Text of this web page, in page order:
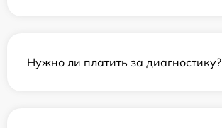
Нужно ли платить за диагностику?